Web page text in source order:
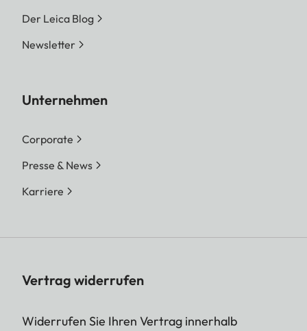
Der Leica Blog
Newsletter
Unternehmen
Corporate
Presse & News
Karriere
Vertrag widerrufen
Widerrufen Sie Ihren Vertrag innerhalb